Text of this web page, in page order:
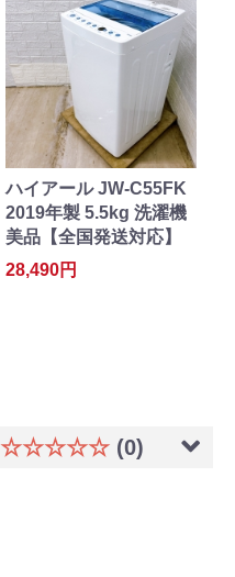
ハイアール JW-C55FK
2019年製 5.5kg 洗濯機
美品【全国発送対応】
28,490円
☆☆☆☆☆ (0)